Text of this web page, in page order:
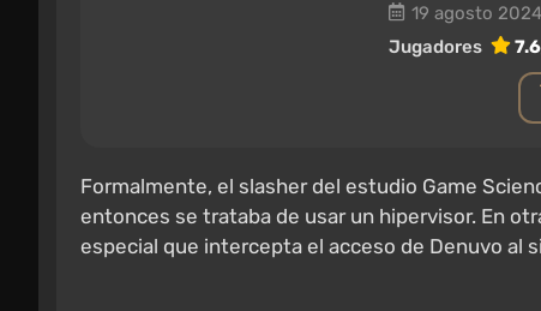
19 agosto 2024
Jugadores
Formalmente, el slasher del estudio Game
entonces se trataba de usar un hipervisor. En
especial que intercepta el acceso de Denuvo al